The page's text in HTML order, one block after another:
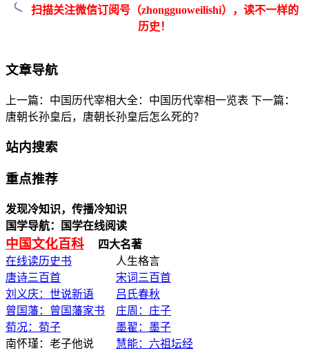
扫描关注微信订阅号（zhongguoweilishi），读不一样的
历史！
文章导航
上一篇：中国历代宰相大全：中国历代宰相一览表 下一篇：
唐朝长孙皇后，唐朝长孙皇后怎么死的？
站内搜索
重点推荐
发现冷知识，传播冷知识
国学导航：国学在线阅读
中国文化百科
四大名著
在线读历史书 人生格言
唐诗三百首
宋词三百首
刘义庆：世说新语
吕氏春秋
曾国藩：曾国藩家书
庄周：庄子
荀况：荀子
墨翟：墨子
南怀瑾：老子他说 慧能：六祖坛经